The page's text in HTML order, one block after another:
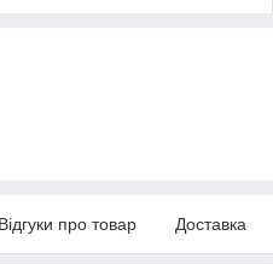
Відгуки про товар Доставка